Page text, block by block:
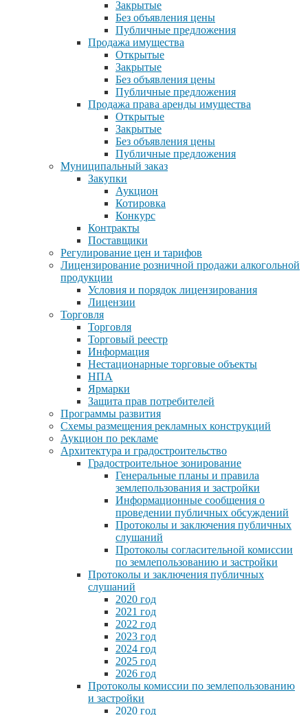
Закрытые
Без объявления цены
Публичные предложения
Продажа имущества
Открытые
Закрытые
Без объявления цены
Публичные предложения
Продажа права аренды имущества
Открытые
Закрытые
Без объявления цены
Публичные предложения
Муниципальный заказ
Закупки
Аукцион
Котировка
Конкурс
Контракты
Поставщики
Регулирование цен и тарифов
Лицензирование розничной продажи алкогольной
продукции
Условия и порядок лицензирования
Лицензии
Торговля
Торговля
Торговый реестр
Информация
Нестационарные торговые объекты
НПА
Ярмарки
Защита прав потребителей
Программы развития
Схемы размещения рекламных конструкций
Аукцион по рекламе
Архитектура и градостроительство
Градостроительное зонирование
Генеральные планы и правила
землепользования и застройки
Информационные сообщения о
проведении публичных обсуждений
Протоколы и заключения публичных
слушаний
Протоколы согласительной комиссии
по землепользованию и застройки
Протоколы и заключения публичных
слушаний
2020 год
2021 год
2022 год
2023 год
2024 год
2025 год
2026 год
Протоколы комиссии по землепользованию
и застройки
2020 год